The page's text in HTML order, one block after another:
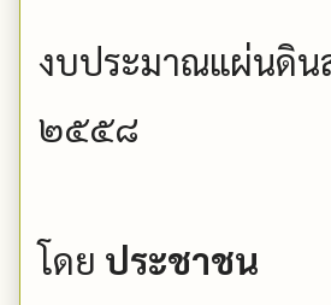
งบประมาณแผ่นดิน
๒๕๕๘
โดย ประชาชน